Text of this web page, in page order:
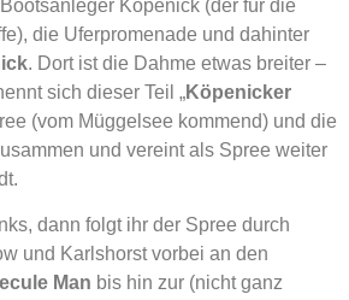
Köpenick (der für die
die Uferpromenade und dahinter
. Dort ist die Dahme etwas breiter –
sich dieser Teil „Köpenicker
(vom Müggelsee kommend) und die
und vereint als Spree weiter
dann folgt ihr der Spree durch
und Karlshorst vorbei an den
Man bis hin zur (nicht ganz